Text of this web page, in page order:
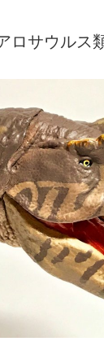
ロサウルス